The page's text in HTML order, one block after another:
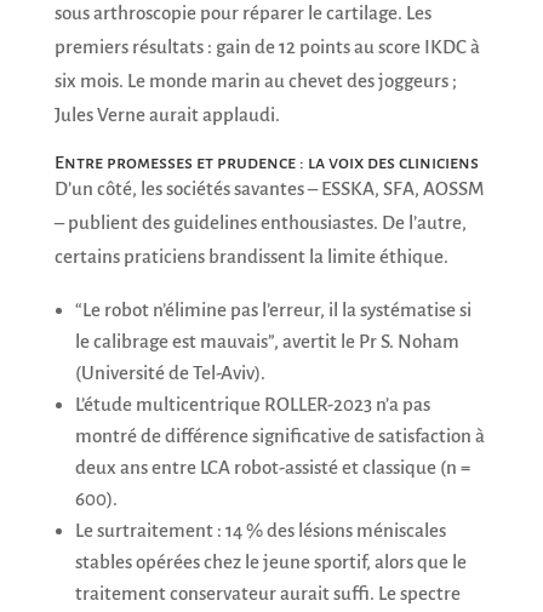
sous arthroscopie pour réparer le cartilage. Les
premiers résultats : gain de 12 points au score IKDC à
six mois. Le monde marin au chevet des joggeurs ;
Jules Verne aurait applaudi.
Entre promesses et prudence : la voix des cliniciens
D’un côté, les sociétés savantes – ESSKA, SFA, AOSSM
– publient des guidelines enthousiastes. De l’autre,
certains praticiens brandissent la limite éthique.
“Le robot n’élimine pas l’erreur, il la systématise si
le calibrage est mauvais”, avertit le Pr S. Noham
(Université de Tel-Aviv).
L’étude multicentrique ROLLER-2023 n’a pas
montré de différence significative de satisfaction à
deux ans entre LCA robot-assisté et classique (n =
600).
Le surtraitement : 14 % des lésions méniscales
stables opérées chez le jeune sportif, alors que le
traitement conservateur aurait suffi. Le spectre